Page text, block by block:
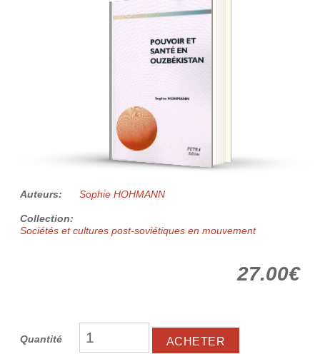
Auteurs: Sophie HOHMANN
Collection:
Sociétés et cultures post-soviétiques en mouvement
27.00€
Quantité